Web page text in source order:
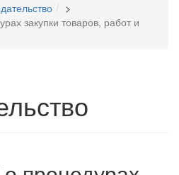
>
закупки товаров, работ и